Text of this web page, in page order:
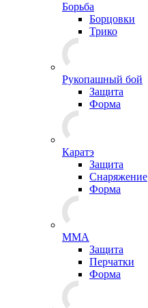
Борьба
Борцовки
Трико
Рукопашный бой
Защита
Форма
Каратэ
Защита
Снаряжение
Форма
ММА
Защита
Перчатки
Форма